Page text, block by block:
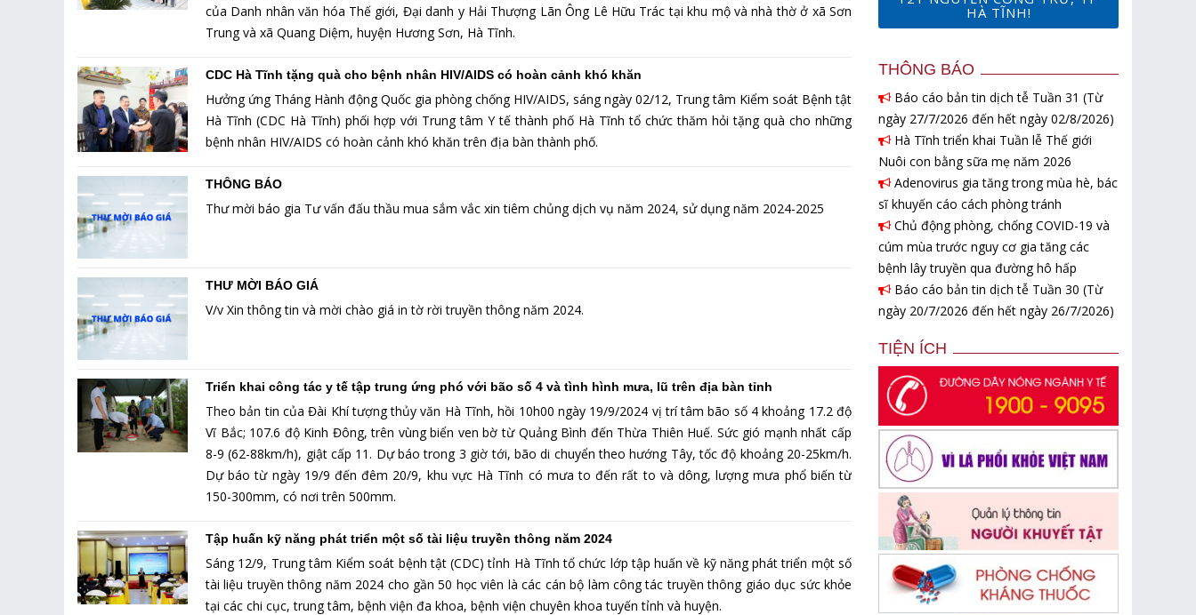
của Danh nhân văn hóa Thế giới, Đại danh y Hải Thượng Lãn Ông Lê Hữu Trác tại khu mộ và nhà thờ ở xã Sơn
Trung và xã Quang Diệm, huyện Hương Sơn, Hà Tĩnh.
CDC Hà Tĩnh tặng quà cho bệnh nhân HIV/AIDS có hoàn cảnh khó khăn
Hưởng ứng Tháng Hành động Quốc gia phòng chống HIV/AIDS, sáng ngày 02/12, Trung tâm Kiểm soát Bệnh tật
Hà Tĩnh (CDC Hà Tĩnh) phối hợp với Trung tâm Y tế thành phố Hà Tĩnh tổ chức thăm hỏi tặng quà cho những
bệnh nhân HIV/AIDS có hoàn cảnh khó khăn trên địa bàn thành phố.
THÔNG BÁO
Thư mời báo gia Tư vấn đấu thầu mua sắm vắc xin tiêm chủng dịch vụ năm 2024, sử dụng năm 2024-2025
THƯ MỜI BÁO GIÁ
V/v Xin thông tin và mời chào giá in tờ rời truyền thông năm 2024.
Triển khai công tác y tế tập trung ứng phó với bão số 4 và tình hình mưa, lũ trên địa bàn tỉnh
Theo bản tin của Đài Khí tượng thủy văn Hà Tĩnh, hồi 10h00 ngày 19/9/2024 vị trí tâm bão số 4 khoảng 17.2 độ
Vĩ Bắc; 107.6 độ Kinh Đông, trên vùng biển ven bờ từ Quảng Bình đến Thừa Thiên Huế. Sức gió mạnh nhất cấp
8-9 (62-88km/h), giật cấp 11. Dự báo trong 3 giờ tới, bão di chuyển theo hướng Tây, tốc độ khoảng 20-25km/h.
Dự báo từ ngày 19/9 đến đêm 20/9, khu vực Hà Tĩnh có mưa to đến rất to và dông, lượng mưa phổ biến từ
150-300mm, có nơi trên 500mm.
Tập huấn kỹ năng phát triển một số tài liệu truyền thông năm 2024
Sáng 12/9, Trung tâm Kiểm soát bệnh tật (CDC) tỉnh Hà Tĩnh tổ chức lớp tập huấn về kỹ năng phát triển một số
tài liệu truyền thông năm 2024 cho gần 50 học viên là các cán bộ làm công tác truyền thông giáo dục sức khỏe
tại các chi cục, trung tâm, bệnh viện đa khoa, bệnh viện chuyên khoa tuyến tỉnh và huyện.
HÀ TĨNH!
THÔNG BÁO
Báo cáo bản tin dịch tễ Tuần 31 (Từ
ngày 27/7/2026 đến hết ngày 02/8/2026)
Hà Tĩnh triển khai Tuần lễ Thế giới
Nuôi con bằng sữa mẹ năm 2026
Adenovirus gia tăng trong mùa hè, bác
sĩ khuyến cáo cách phòng tránh
Chủ động phòng, chống COVID-19 và
cúm mùa trước nguy cơ gia tăng các
bệnh lây truyền qua đường hô hấp
Báo cáo bản tin dịch tễ Tuần 30 (Từ
ngày 20/7/2026 đến hết ngày 26/7/2026)
TIỆN ÍCH